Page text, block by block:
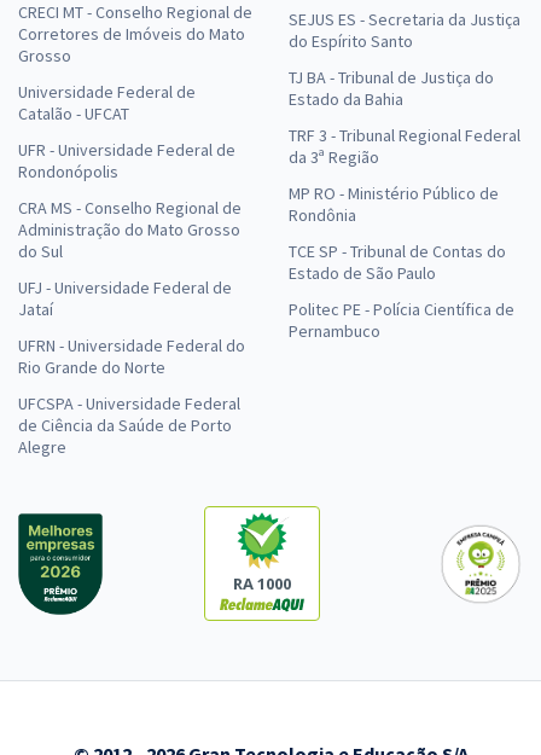
CRECI MT - Conselho Regional de
Corretores de Imóveis do Mato
Grosso
Universidade Federal de
Catalão - UFCAT
UFR - Universidade Federal de
Rondonópolis
CRA MS - Conselho Regional de
Administração do Mato Grosso
do Sul
UFJ - Universidade Federal de
Jataí
UFRN - Universidade Federal do
Rio Grande do Norte
UFCSPA - Universidade Federal
de Ciência da Saúde de Porto
Alegre
SEJUS ES - Secretaria da Justiça
do Espírito Santo
TJ BA - Tribunal de Justiça do
Estado da Bahia
TRF 3 - Tribunal Regional Federal
da 3ª Região
MP RO - Ministério Público de
Rondônia
TCE SP - Tribunal de Contas do
Estado de São Paulo
Politec PE - Polícia Científica de
Pernambuco
RA 1000